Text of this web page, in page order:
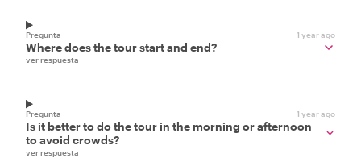
Pregunta 1 year ago
Where does the tour start and end?
ver respuesta
Pregunta 1 year ago
Is it better to do the tour in the morning or afternoon
to avoid crowds?
ver respuesta